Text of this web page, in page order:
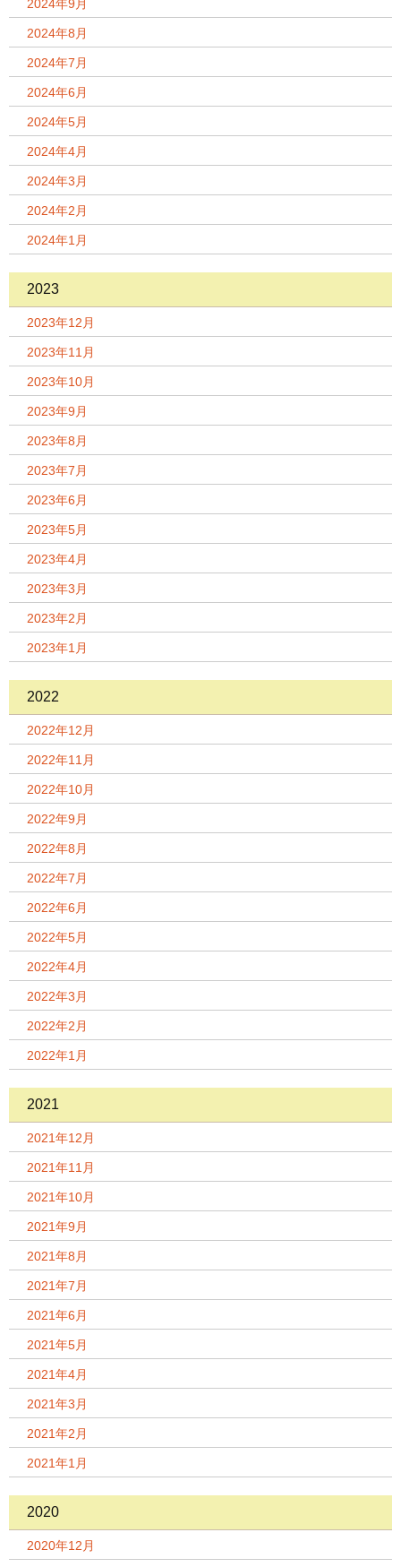
2024年9月
2024年8月
2024年7月
2024年6月
2024年5月
2024年4月
2024年3月
2024年2月
2024年1月
2023
2023年12月
2023年11月
2023年10月
2023年9月
2023年8月
2023年7月
2023年6月
2023年5月
2023年4月
2023年3月
2023年2月
2023年1月
2022
2022年12月
2022年11月
2022年10月
2022年9月
2022年8月
2022年7月
2022年6月
2022年5月
2022年4月
2022年3月
2022年2月
2022年1月
2021
2021年12月
2021年11月
2021年10月
2021年9月
2021年8月
2021年7月
2021年6月
2021年5月
2021年4月
2021年3月
2021年2月
2021年1月
2020
2020年12月